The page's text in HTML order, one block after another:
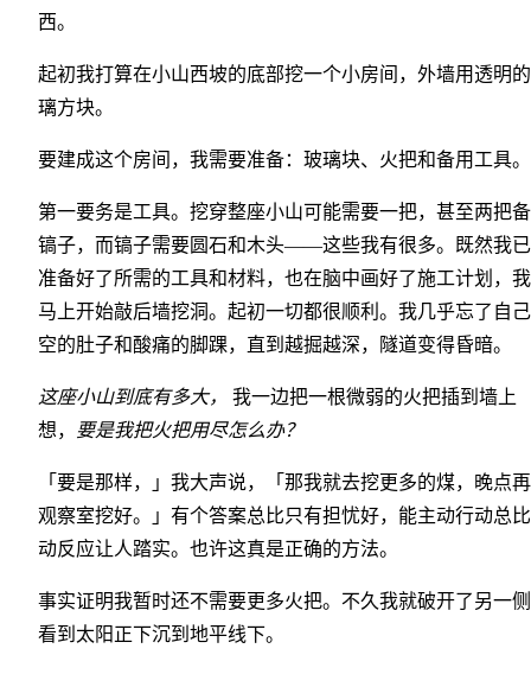
西。
起初我打算在小山西坡的底部挖一个小房间，外墙用透明
璃方块。
要建成这个房间，我需要准备：玻璃块、火把和备用工具。
第一要务是工具。挖穿整座小山可能需要一把，甚至两把
镐子，而镐子需要圆石和木头——这些我有很多。既然我
准备好了所需的工具和材料，也在脑中画好了施工计划，
马上开始敲后墙挖洞。起初一切都很顺利。我几乎忘了自
空的肚子和酸痛的脚踝，直到越掘越深，隧道变得昏暗。
这座小山到底有多大，
我一边把一根微弱的火把插到墙上
想，
要是我把火把用尽怎么办？
「要是那样，」我大声说，「那我就去挖更多的煤，晚点
观察室挖好。」有个答案总比只有担忧好，能主动行动总
动反应让人踏实。也许这真是正确的方法。
事实证明我暂时还不需要更多火把。不久我就破开了另一
看到太阳正下沉到地平线下。